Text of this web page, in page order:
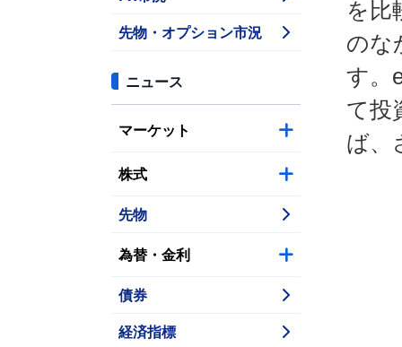
先物・オプション市況
ニュース
マーケット
株式
先物
為替・金利
債券
経済指標
を比
のな
す。
て投
ば、